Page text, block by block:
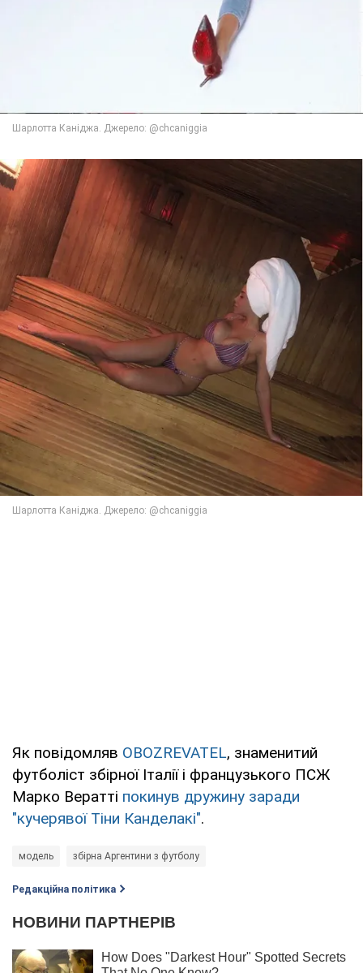
Як повідомляв OBOZREVATEL, знаменитий
футболіст збірної Італії і французького ПСЖ
Марко Вератті покинув дружину заради
"кучерявої Тіни Канделакі".
модель збірна Аргентини з футболу
Редакційна політика